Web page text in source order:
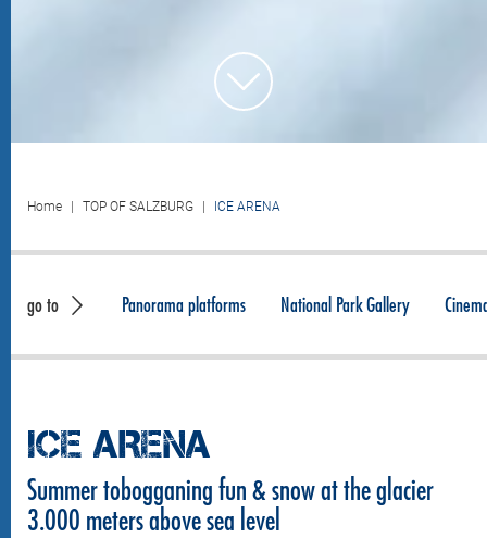
Home TOP OF SALZBURG ICE ARENA
go to Panorama platforms National Park Gallery
ICE ARENA
Summer tobogganing fun & snow at the glacier
3.000 meters above sea level